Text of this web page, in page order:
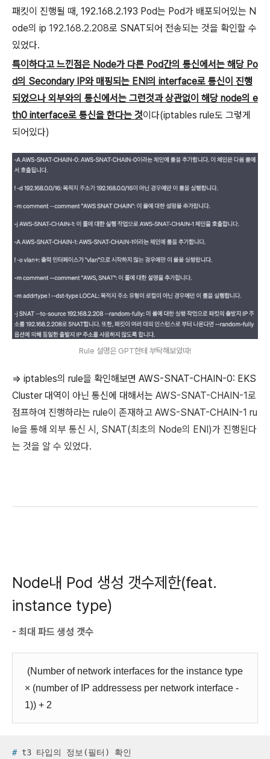
패킷이 진행될 때, 192.168.2.193 Pod는 Pod가 배포되어있는 N
ode의 ip 192.168.2.208로 SNAT되어 전송되는 것을 확인할 수
있었다.
특이하다고 느낀점은 Node가 다른 Pod간의 통신에서는 해당 Po
d의 Secondary IP와 매핑되는 ENI의 interface로 통신이 진행
되었으나 외부와의 통신에서는 그런것과 상관없이 해당 node의 e
th0 interface로 통신을 한다는 것이다(iptables rule도 그렇게
되어있다)
Rule 설명은 GPT한테 부탁해보았따!
=> iptables의 rule을 확인해보면 AWS-SNAT-CHAIN-0: EKS
Cluster 대역이 아닌 통신에 대해서는 AWS-SNAT-CHAIN-1로
점프하여 진행하라는 rule이 존재하고 AWS-SNAT-CHAIN-1 ru
le을 통해 외부 통신 시, SNAT(최초의 Node의 ENI)가 진행된다
는 것을 알 수 있었다.
Node내 Pod 생성 갯수제한(feat.
instance type)
- 최대 파드 생성 갯수
(Number of network interfaces for the instance type
× (number of IP addressess per network interface -
1)) + 2
# t3 타입의 정보(필터) 확인